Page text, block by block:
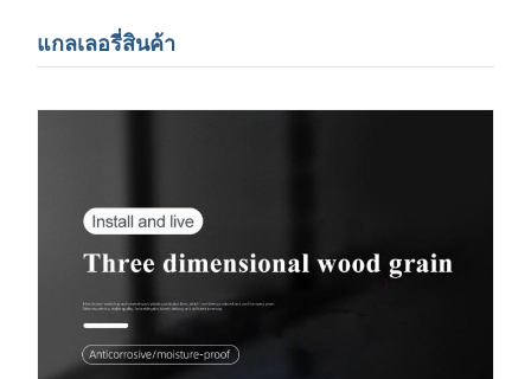
แกลเลอรี่สินค้า